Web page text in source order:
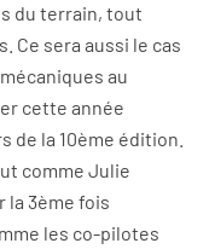
du terrain, tout
Ce sera aussi le cas
au
cette année
de la 10ème édition.
comme Julie
la 3ème fois
les co-pilotes